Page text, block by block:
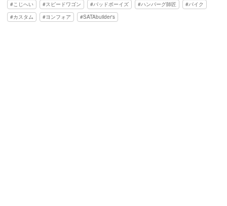
こじへい
スピードワゴン バッドボーイズ ハンバーグ師匠
バイク
カスタム
ヨンフォア SATAbuilder's